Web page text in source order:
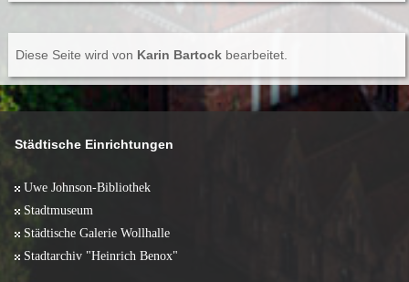
Diese Seite wird von Karin Bartockbearbeitet.
Städtische Einrichtungen
Uwe Johnson-Bibliothek
Stadtmuseum
Städtische Galerie Wollhalle
Stadtarchiv "Heinrich Benox"